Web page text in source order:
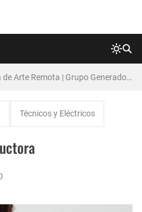
[EXPIRADO] Directora de Arte Remota | Grupo Generadores | Bolsa de Trabajo en Cine y Afines
Técnicos y Eléctricos